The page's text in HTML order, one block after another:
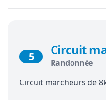
5 Circuit
Randonnée
Circuit marcheurs de